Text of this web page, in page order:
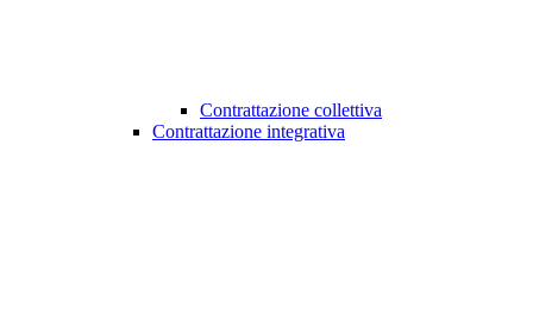
Contrattazione collettiva
Contrattazione integrativa